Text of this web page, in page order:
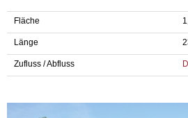
Fläche
Länge
Zufluss / Abfluss